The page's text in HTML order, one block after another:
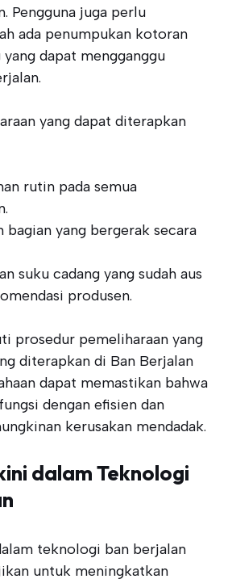
Pengguna juga perlu
ada penumpukan kotoran
dapat mengganggu
yang dapat diterapkan
rutin pada semua
bagian yang bergerak secara
suku cadang yang sudah aus
produsen.
prosedur pemeliharaan yang
diterapkan di Ban Berjalan
dapat memastikan bahwa
dengan efisien dan
kerusakan mendadak.
dalam Teknologi
teknologi ban berjalan
untuk meningkatkan